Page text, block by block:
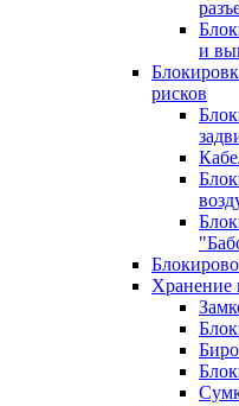
и
рисков
Хранение